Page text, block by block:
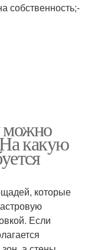
собственность;-
можно
какую
которые
Если